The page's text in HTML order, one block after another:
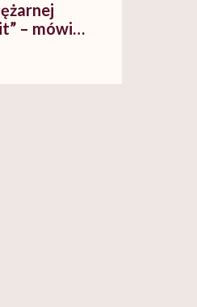
– mówi